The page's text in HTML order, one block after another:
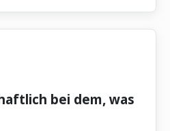
bei dem, was